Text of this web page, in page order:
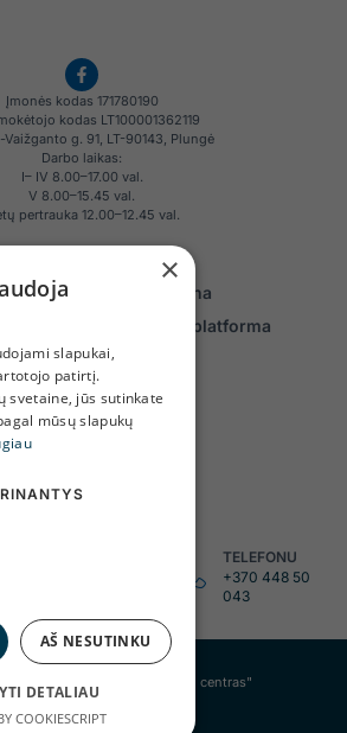
Įmonės kodas 171780190
kodas LT100001362119
Vaižganto g. 91, LT-90143, Plungė
Darbo laikas:
I– IV 8.00–17.00 val.
V 8.00–15.45 val.
pertrauka 12.00–12.45 val.
KLIENTAMS
Savitarna
Daiktų platforma
TELEFONU
+370 448 50
043
regiono atliekų tvarkymo centras"
Internetinės svetainės
×
slapukai,
patirtį.
svetaine, jūs sutinkate
mūsų slapukų
AŠ NESUTINKU
DETALIAU
COOKIESCRIPT